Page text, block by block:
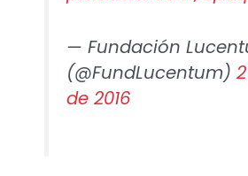
— Fundación
(@FundLucentum)
de 2016